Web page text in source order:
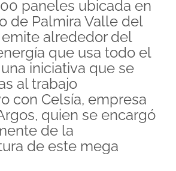
paneles ubicada en
de Palmira Valle del
alrededor del
que usa todo el
iniciativa que se
al trabajo
con Celsía, empresa
quien se encargó
de la
de este mega